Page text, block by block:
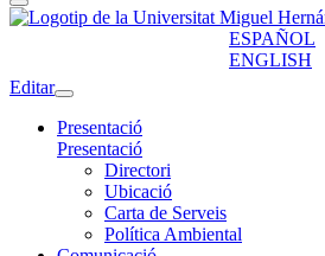
ESPAÑOL
ENGLISH
Editar
Presentació
Presentació
Directori
Ubicació
Carta de Serveis
Política Ambiental